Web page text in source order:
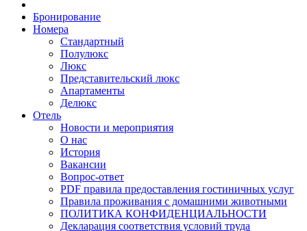
Бронирование
Номера
Стандартный
Полулюкс
Люкс
Представительский люкс
Апартаменты
Делюкс
Отель
Новости и мероприятия
О нас
История
Вакансии
Вопрос-ответ
PDF правила предоставления гостиничных услуг
Правила проживания с домашними животными
ПОЛИТИКА КОНФИДЕНЦИАЛЬНОСТИ
Декларация соответствия условий труда